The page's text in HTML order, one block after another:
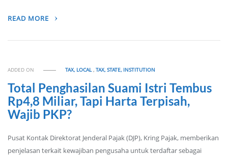
READ MORE
ADDED ON TAX, LOCAL,TAX, STATE, INSTITUTION
Total Penghasilan Suami Istri Tembus
Rp4,8 Miliar, Tapi Harta Terpisah,
Wajib PKP?
Pusat Kontak Direktorat Jenderal Pajak (DJP), Kring Pajak, memberikan
penjelasan terkait kewajiban pengusaha untuk terdaftar sebagai